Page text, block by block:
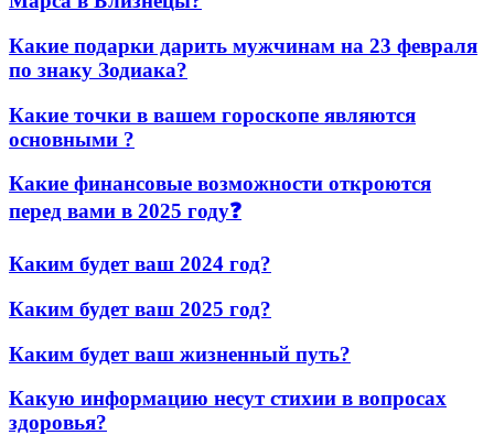
Какие подарки дарить мужчинам на 23 февраля
по знаку Зодиака?
Какие точки в вашем гороскопе являются
основными ?
Какие финансовые возможности откроются
перед вами в 2025 году❓
Каким будет ваш 2024 год?
Каким будет ваш 2025 год?
Каким будет ваш жизненный путь?
Какую информацию несут стихии в вопросах
здоровья?